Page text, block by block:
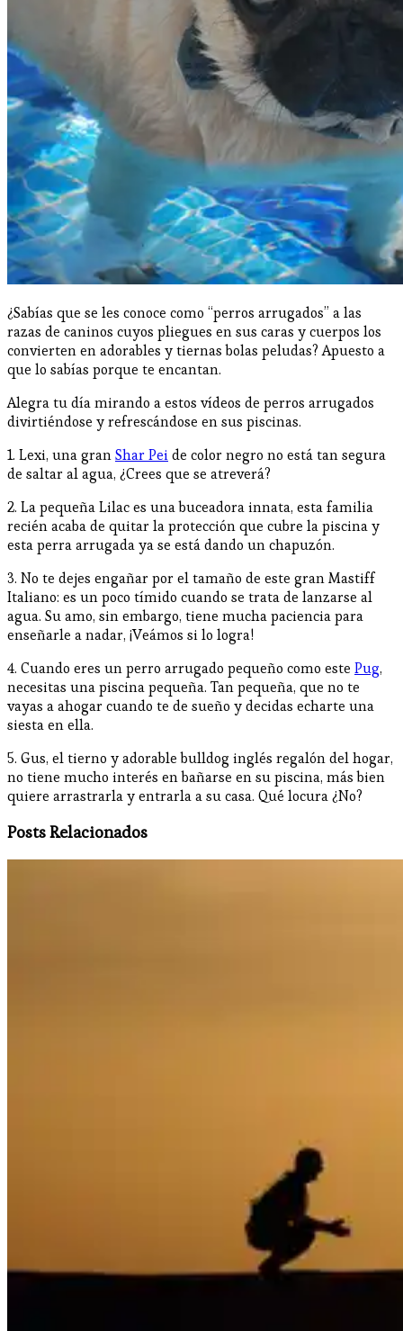
¿Sabías que se les conoce como “perros arrugados” a las
razas de caninos cuyos pliegues en sus caras y cuerpos los
convierten en adorables y tiernas bolas peludas? Apuesto a
que lo sabías porque te encantan.
Alegra tu día mirando a estos vídeos de perros arrugados
divirtiéndose y refrescándose en sus piscinas.
1. Lexi, una granShar Peide color negro no está tan segura
de saltar al agua, ¿Crees que se atreverá?
2. La pequeña Lilac es una buceadora innata, esta familia
recién acaba de quitar la protección que cubre la piscina y
esta perra arrugada ya se está dando un chapuzón.
3. No te dejes engañar por el tamaño de este gran Mastiff
Italiano: es un poco tímido cuando se trata de lanzarse al
agua. Su amo, sin embargo, tiene mucha paciencia para
enseñarle a nadar, ¡Veámos si lo logra!
4. Cuando eres un perro arrugado pequeño como este Pug,
necesitas una piscina pequeña. Tan pequeña, que no te
vayas a ahogar cuando te de sueño y decidas echarte una
siesta en ella.
5. Gus, el tierno y adorable bulldog inglés regalón del hogar,
no tiene mucho interés en bañarse en su piscina, más bien
quiere arrastrarla y entrarla a su casa. Qué locura ¿No?
Posts Relacionados